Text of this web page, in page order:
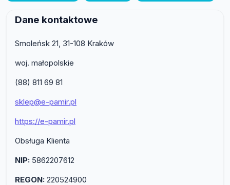
Dane kontaktowe
Smoleńsk 21, 31-108 Kraków
woj. małopolskie
(88) 811 69 81
sklep@e-pamir.pl
https://e-pamir.pl
Obsługa Klienta
NIP: 5862207612
REGON: 220524900